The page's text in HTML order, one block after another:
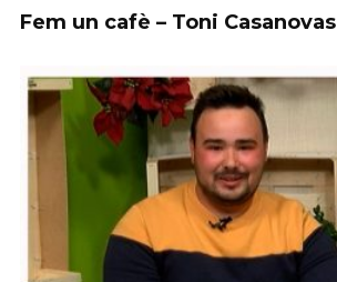
Fem un cafè – Toni Casanovas